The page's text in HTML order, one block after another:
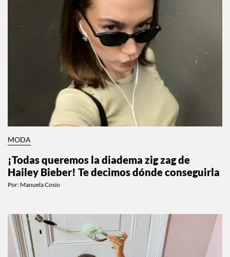
MODA
¡Todas queremos la diadema zig zag de
Hailey Bieber! Te decimos dónde conseguirla
Por: Manuela Cosío